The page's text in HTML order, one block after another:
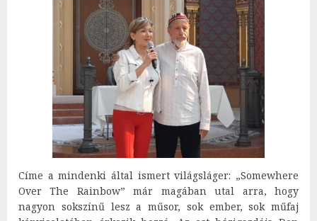
Címe a mindenki által ismert világsláger: „Somewhere
Over The Rainbow” már magában utal arra, hogy
nagyon sokszínű lesz a műsor, sok ember, sok műfaj